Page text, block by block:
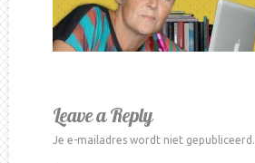
Leave a Reply
Je e-mailadres wordt niet gepubliceerd.